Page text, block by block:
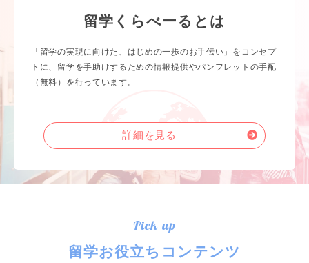
留学くらべーるとは
「留学の実現に向けた、はじめの一歩のお手伝い」をコンセプ
トに、留学を手助けするための情報提供やパンフレットの手配
（無料）を行っています。
詳細を見る
Pick up
留学お役立ちコンテンツ